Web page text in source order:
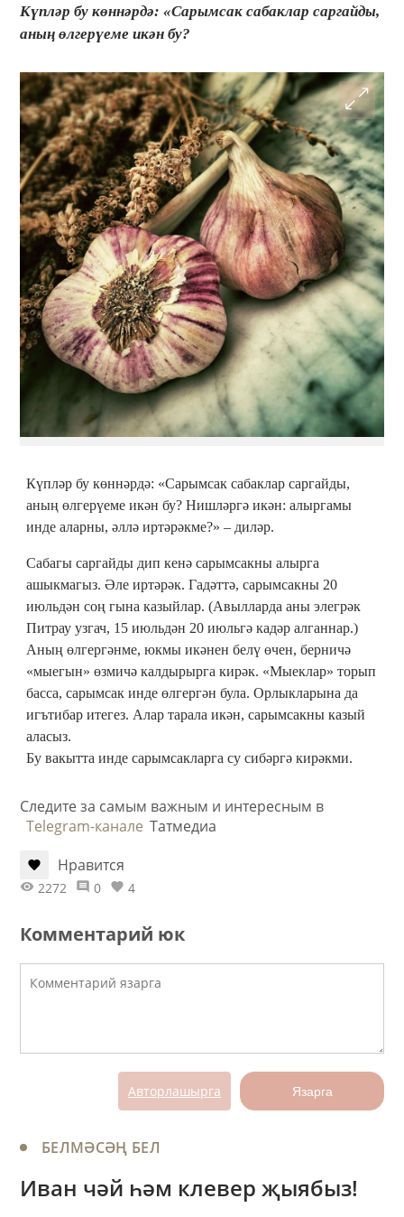
Күпләр бу көннәрдә: «Сарымсак сабаклар саргайды,
аның өлгерүеме икән бу?
Күпләр бу көннәрдә: «Сарымсак сабаклар саргайды,
аның өлгерүеме икән бу? Нишләргә икән: алыргамы
инде аларны, әллә иртәрәкме?» – диләр.
Сабагы саргайды дип кенә сарымсакны алырга
ашыкмагыз. Әле иртәрәк. Гадәттә, сарымсакны 20
июльдән соң гына казыйлар. (Авылларда аны элегрәк
Питрау узгач, 15 июльдән 20 июльгә кадәр алганнар.)
Аның өлгергәнме, юкмы икәнен белү өчен, берничә
«мыегын» өзмичә калдырырга кирәк. «Мыеклар» торып
басса, сарымсак инде өлгергән була. Орлыкларына да
игътибар итегез. Алар тарала икән, сарымсакны казый
аласыз.
Бу вакытта инде сарымсакларга су сибәргә кирәкми.
Следите за самым важным и интересным в
Telegram-канале Татмедиа
Нравится
2272 0 4
Комментарий юк
Авторлашырга Язарга
БЕЛМӘСӘҢ БЕЛ
Иван чәй һәм клевер җыябыз!